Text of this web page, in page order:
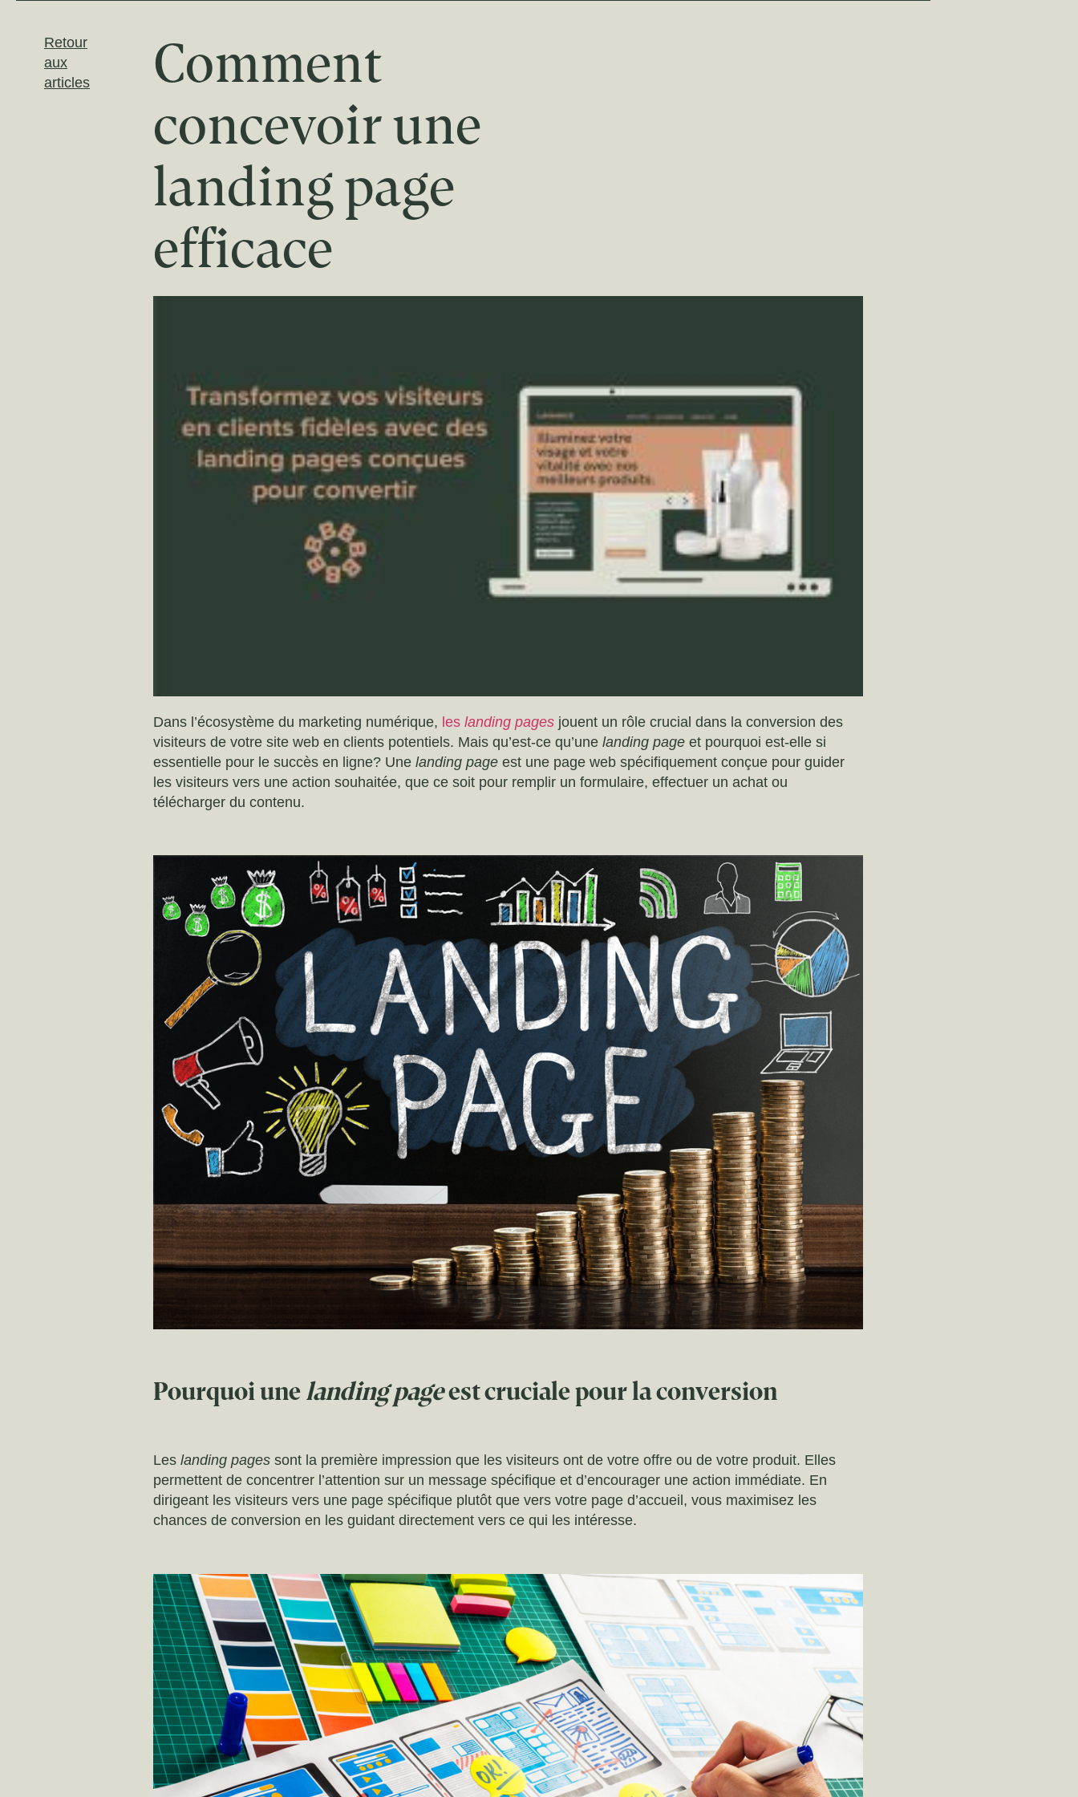
Retour
aux
articles
Comment
concevoir une
landing page
efficace
Dans l’écosystème du marketing numérique, les landing pagesjouent un rôle crucial dans la conversion des
visiteurs de votre site web en clients potentiels. Mais qu’est-ce qu’une landing pageet pourquoi est-elle si
essentielle pour le succès en ligne? Une landing pageest une page web spécifiquement conçue pour guider
les visiteurs vers une action souhaitée, que ce soit pour remplir un formulaire, effectuer un achat ou
télécharger du contenu.
Pourquoi unelanding pageest cruciale pour la conversion
Les landing pagessont la première impression que les visiteurs ont de votre offre ou de votre produit. Elles
permettent de concentrer l’attention sur un message spécifique et d’encourager une action immédiate. En
dirigeant les visiteurs vers une page spécifique plutôt que vers votre page d’accueil, vous maximisez les
chances de conversion en les guidant directement vers ce qui les intéresse.